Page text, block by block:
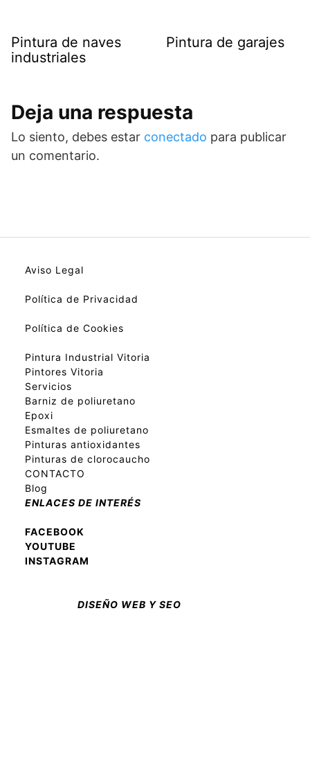
Pintura de naves
industriales
Pintura de garajes
Deja una respuesta
Lo siento, debes estar conectado para publicar
un comentario.
Aviso Legal
Política de Privacidad
Política de Cookies
Pintura Industrial Vitoria
Pintores Vitoria
Servicios
Barniz de poliuretano
Epoxi
Esmaltes de poliuretano
Pinturas antioxidantes
Pinturas de clorocaucho
CONTACTO
Blog
ENLACES DE INTERÉS
FACEBOOK
YOUTUBE
INSTAGRAM
DISEÑO WEB Y SEO